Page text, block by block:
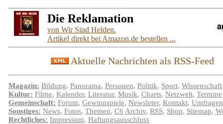
Die Reklamation
von Wir Sind Helden.
Artikel direkt bei Amazon.de bestellen ...
Aktuelle Nachrichten als RSS-Feed
Magazin: Bildung, Panorama, Personen, Politik, Sport, Wissenschaft
Kultur: Filme, Kalender, Literatur, Musik, Charts, Netzwelt, Termine
Gemeinschaft: Forum, Gewinnspiele, Newsleter, Kontakt, Umfragen
Sonstiges: News, Fotos, Themen, C6 Archiv, RSS, Shop, Sitemap,
Rechtliches: Impressum, Haftungsausschluss